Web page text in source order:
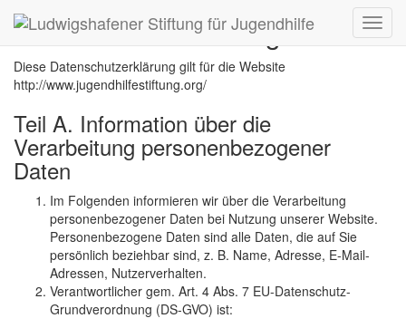
Datenschutzerklärung
Diese Datenschutzerklärung gilt für die Website
http://www.jugendhilfestiftung.org/
Teil A. Information über die
Verarbeitung personenbezogener
Daten
Im Folgenden informieren wir über die Verarbeitung
personenbezogener Daten bei Nutzung unserer Website.
Personenbezogene Daten sind alle Daten, die auf Sie
persönlich beziehbar sind, z. B. Name, Adresse, E-Mail-
Adressen, Nutzerverhalten.
Verantwortlicher gem. Art. 4 Abs. 7 EU-Datenschutz-
Grundverordnung (DS-GVO) ist: